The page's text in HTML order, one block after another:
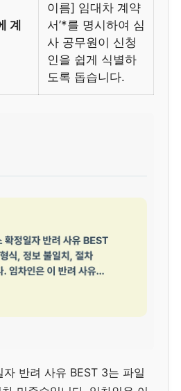
계
이름] 임대차 계약
서’*를 명시하여 심
사 공무원이 신청
인을 쉽게 식별하
도록 돕습니다.
반려 사유 BEST 3는 파일